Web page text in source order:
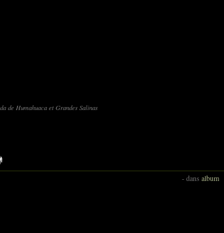
de Humahuaca et Grandes Salinas
-dans album